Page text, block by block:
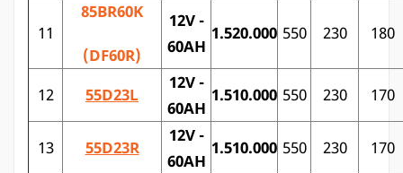
11
85BR60K
(DF60R)
12V -
60AH
1.520.000 550 230 180
12 55D23L
12V -
60AH
1.510.000 550 230 170
13 55D23R
12V -
60AH
1.510.000 550 230 170